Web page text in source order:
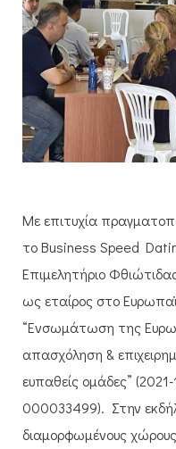
Με επιτυχία
το Business Speed
Επιμελητήριο
ως εταίρος στο
“Ενσωμάτωση της
απασχόληση &
ευπαθείς ομάδες”
000033499). Στην
διαμορφωμένους